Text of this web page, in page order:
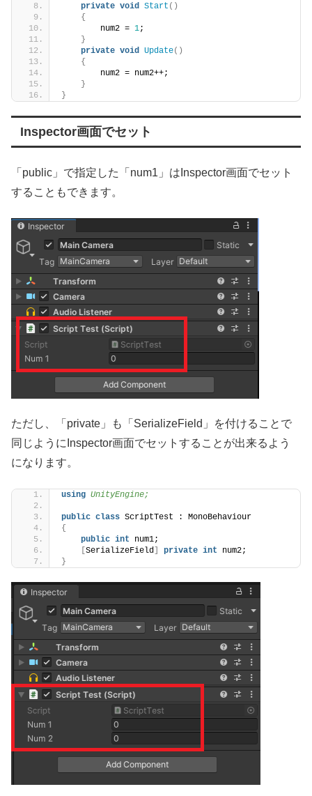
private void Start ()
{
        num2 =
1;
}
private void Update()
{
        num2 = num2++;
}
}
Inspector画面でセット
「public」で指定した「num1」はInspector画面でセット
することもできます。
ただし、「private」も「SerializeField」を付けることで
同じようにInspector画面でセットすることが出来るよう
になります。
using UnityEngine;
public class ScriptTest : MonoBehaviour
{
public int num1;
[SerializeField] private int num2;
}